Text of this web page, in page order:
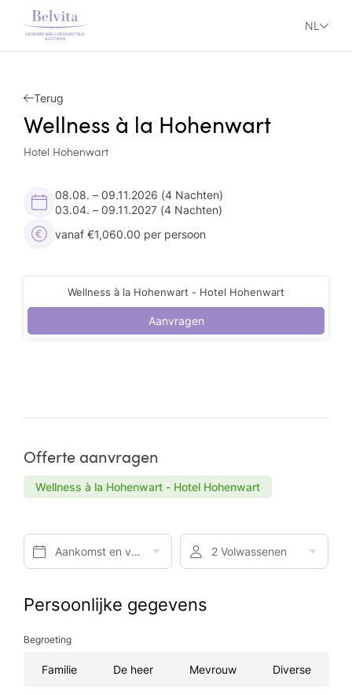
NL
Terug
Wellness à la Hohenwart
Hotel Hohenwart
08.08. – 09.11.2026 (4 Nachten)
03.04. – 09.11.2027 (4 Nachten)
vanaf €1,060.00 per persoon
Wellness à la Hohenwart - Hotel Hohenwart
Aanvragen
Offerte aanvragen
Wellness à la Hohenwart - Hotel Hohenwart
Aankomst en vertrek* 2 Volwassenen
Persoonlijke gegevens
Begroeting
Familie De heer Mevrouw Diverse